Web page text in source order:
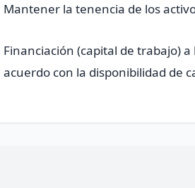
Mantener la tenencia de los
Financiación (capital de trabajo)
acuerdo con la disponibilidad de